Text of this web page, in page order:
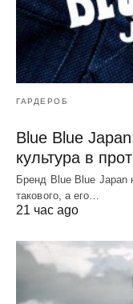
ГАРДЕРОБ
Blue Blue
культура в
Бренд Blue Blue Japan
такового, а его…
21 час ago